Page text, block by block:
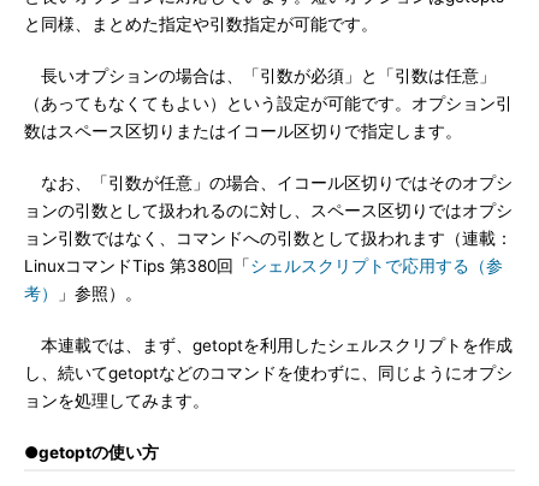
と同様、まとめた指定や引数指定が可能です。
長いオプションの場合は、「引数が必須」と「引数は任意」
（あってもなくてもよい）という設定が可能です。オプション引
数はスペース区切りまたはイコール区切りで指定します。
なお、「引数が任意」の場合、イコール区切りではそのオプシ
ョンの引数として扱われるのに対し、スペース区切りではオプシ
ョン引数ではなく、コマンドへの引数として扱われます（連載：
LinuxコマンドTips 第380回「シェルスクリプトで応用する（参
考）
」参照）。
本連載では、まず、getoptを利用したシェルスクリプトを作成
し、続いてgetoptなどのコマンドを使わずに、同じようにオプシ
ョンを処理してみます。
●getoptの使い方